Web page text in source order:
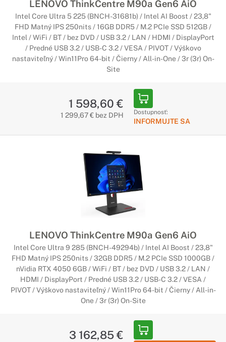
LENOVO ThinkCentre M90a Gen6 AiO
Intel Core Ultra 5 225 (BNCH-31681b) / Intel AI Boost / 23,8"
FHD Matný IPS 250nits / 16GB DDR5 / M.2 PCIe SSD 512GB /
Intel / WiFi / BT / bez DVD / USB 3.2 / LAN / HDMI / DisplayPort
/ Predné USB 3.2 / USB-C 3.2 / VESA / PIVOT / Výškovo
nastaviteľný / Win11Pro 64-bit / Čierny / All-in-One / 3r (3r) On-
Site
1 598,60 €
1 299,67 € bez DPH Dostupnosť:
INFORMUJTE SA
LENOVO ThinkCentre M90a Gen6 AiO
Intel Core Ultra 9 285 (BNCH-49294b) / Intel AI Boost / 23,8"
FHD Matný IPS 250nits / 32GB DDR5 / M.2 PCIe SSD 1000GB /
nVidia RTX 4050 6GB / WiFi / BT / bez DVD / USB 3.2 / LAN /
HDMI / DisplayPort / Predné USB 3.2 / USB-C 3.2 / VESA /
PIVOT / Výškovo nastaviteľný / Win11Pro 64-bit / Čierny / All-in-
One / 3r (3r) On-Site
3 162,85 €